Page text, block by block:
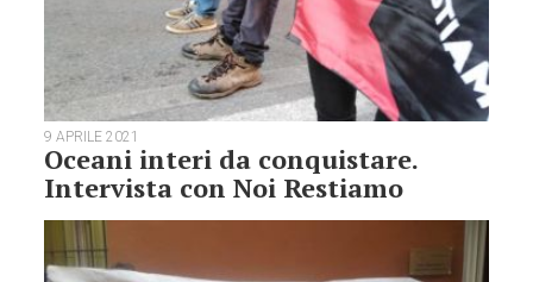
9 APRILE 2021
Oceani interi da conquistare.
Intervista con Noi Restiamo